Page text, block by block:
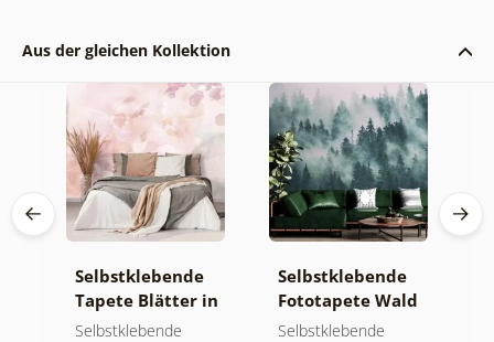
Aus der gleichen Kollektion
Selbstklebende
Tapete Blätter in
Pastelltönen
Selbstklebende
Selbstklebende
Fototapete Wald
im Nebel
Selbstklebende